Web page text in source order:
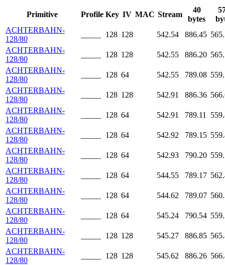
Primitive Profile Key IV MAC Stream
40
bytes
ACHTERBAHN-
128/80
128 128 542.54 886.45
ACHTERBAHN-
128/80
128 128 542.55 886.20
ACHTERBAHN-
128/80
128 64 542.55 789.08
ACHTERBAHN-
128/80
128 128 542.91 886.36
ACHTERBAHN-
128/80
128 64 542.91 789.11
ACHTERBAHN-
128/80
128 64 542.92 789.15
ACHTERBAHN-
128/80
128 64 542.93 790.20
ACHTERBAHN-
128/80
128 64 544.55 789.17
ACHTERBAHN-
128/80
128 64 544.62 789.07
ACHTERBAHN-
128/80
128 64 545.24 790.54
ACHTERBAHN-
128/80
128 128 545.27 886.85
ACHTERBAHN-
128/80
128 128 545.62 886.26